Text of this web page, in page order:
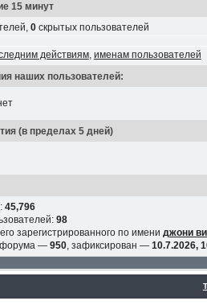
15 минут
0скрытых пользователей
действиям, именам пользователей
наших пользователей:
(в пределах 5 дней)
45,796
98
зарегистрированного по имени джони
форума — 950, зафиксирован — 10.7.2026,